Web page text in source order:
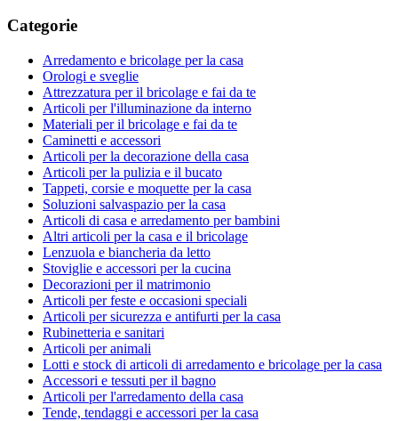
Categorie
Arredamento e bricolage per la casa
Orologi e sveglie
Attrezzatura per il bricolage e fai da te
Articoli per l'illuminazione da interno
Materiali per il bricolage e fai da te
Caminetti e accessori
Articoli per la decorazione della casa
Articoli per la pulizia e il bucato
Tappeti, corsie e moquette per la casa
Soluzioni salvaspazio per la casa
Articoli di casa e arredamento per bambini
Altri articoli per la casa e il bricolage
Lenzuola e biancheria da letto
Stoviglie e accessori per la cucina
Decorazioni per il matrimonio
Articoli per feste e occasioni speciali
Articoli per sicurezza e antifurti per la casa
Rubinetteria e sanitari
Articoli per animali
Lotti e stock di articoli di arredamento e bricolage per la casa
Accessori e tessuti per il bagno
Articoli per l'arredamento della casa
Tende, tendaggi e accessori per la casa